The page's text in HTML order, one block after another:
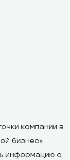
компании в
бизнес»
информацию о